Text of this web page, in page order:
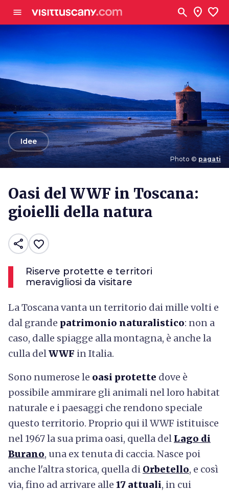
menu search location_on favorite
Photo © pagati
arrow_backIdee
Oasi del WWF in Toscana:
gioielli della natura
share favorite_border
Riserve protette e territori
meravigliosi da visitare
La Toscana vanta un territorio dai mille volti e
dal grande patrimonio naturalistico: non a
caso, dalle spiagge alla montagna, è anche la
culla delWWF in Italia.
Sono numerose le oasi protette dove è
possibile ammirare gli animali nel loro habitat
naturale e i paesaggi che rendono speciale
questo territorio. Proprio qui il WWF istituisce
nel 1967 la sua prima oasi, quella del Lago di
Burano, una ex tenuta di caccia. Nasce poi
anche l'altra storica, quella di Orbetello, e così
via, fino ad arrivare alle 17 attuali, in cui